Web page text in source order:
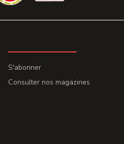
S'abonner
Consulter nos magazines